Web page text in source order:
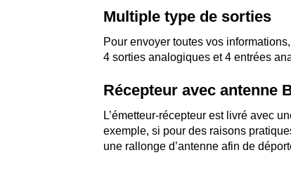
Multiple type de sorties
Pour envoyer toutes vos
4 sorties analogiques et 4 entrées
Récepteur avec antenne
L’émetteur-récepteur est livré avec
exemple, si pour des raisons
une rallonge d’antenne afin de